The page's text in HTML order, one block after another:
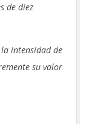
de diez
intensidad de
su valor